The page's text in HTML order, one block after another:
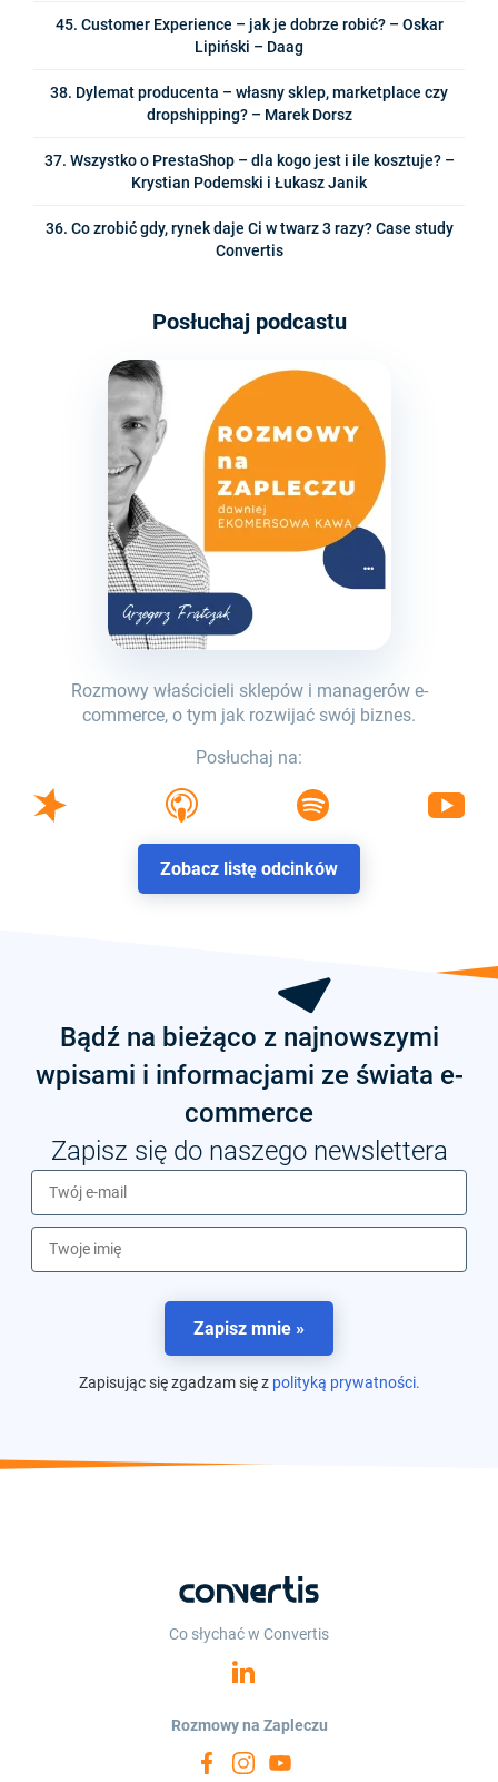
45. Customer Experience – jak je dobrze robić? – Oskar
Lipiński – Daag
38. Dylemat producenta – własny sklep, marketplace czy
dropshipping? – Marek Dorsz
37. Wszystko o PrestaShop – dla kogo jest i ile kosztuje? –
Krystian Podemski i Łukasz Janik
36. Co zrobić gdy, rynek daje Ci w twarz 3 razy? Case study
Convertis
Posłuchaj podcastu
Rozmowy właścicieli sklepów i managerów e-
commerce, o tym jak rozwijać swój biznes.
Posłuchaj na:
Zobacz listę odcinków
Bądź na bieżąco z najnowszymi
wpisami i informacjami ze świata e-
commerce
Zapisz się do naszego newslettera
Zapisz mnie »
Zapisując się zgadzam się z polityką prywatności.
Co słychać w Convertis
Rozmowy na Zapleczu